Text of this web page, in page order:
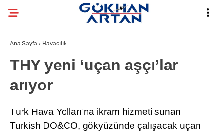
Ana Sayfa › Havacılık
THY yeni ‘uçan aşçı’lar
arıyor
Türk Hava Yolları’na ikram hizmeti sunan
Turkish DO&CO, gökyüzünde çalışacak uçan